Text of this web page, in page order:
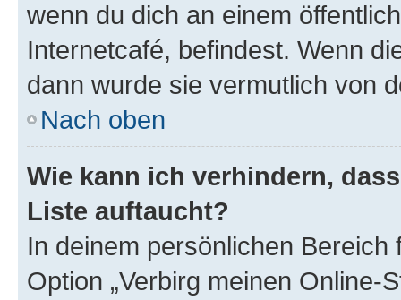
wenn du dich an einem
Internetcafé, befindest. Wenn
dann wurde sie vermutlich von
Nach oben
Wie kann ich verhindern,
Liste auftaucht?
In deinem persönlichen
Option „Verbirg meinen Online-